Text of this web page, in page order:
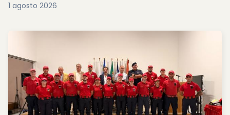
1 agosto 2026